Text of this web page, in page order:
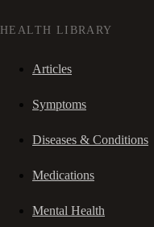
HEALTH LIBRARY
Articles
Symptoms
Diseases & Conditions
Medications
Mental Health